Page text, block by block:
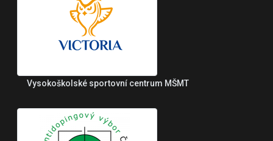
Vysokoškolské sportovní centrum MŠMT